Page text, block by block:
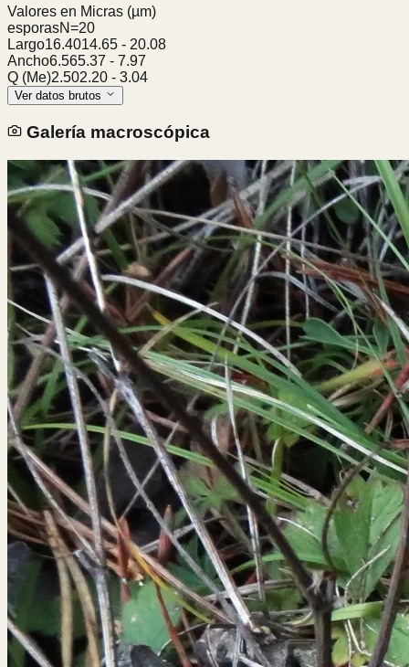
Valores en Micras (µm)
esporasN=20
Largo16.4014.65 - 20.08
Ancho6.565.37 - 7.97
Q (Me)2.502.20 - 3.04
Ver datos brutos
Galería macroscópica